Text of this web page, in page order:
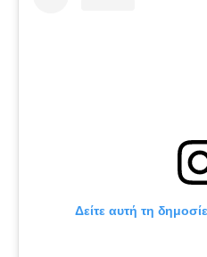
Δείτε αυτή τη